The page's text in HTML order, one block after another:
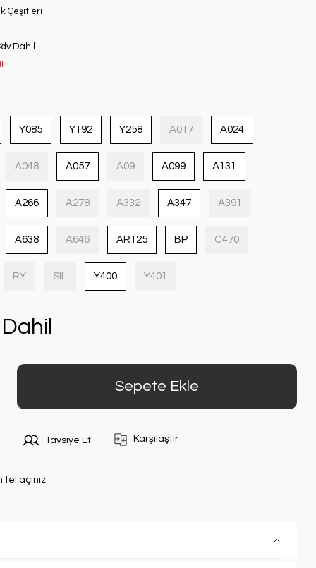
Çeşitleri
Dahil
Y085 Y192 Y258 A017 A024
A048 A057 A09 A099 A131
A266 A278 A332 A347 A391
A638 A646 AR125 BP C470
RY SIL Y400 Y401
Sepete Ekle
Tavsiye Et Karşılaştır
tel açınız